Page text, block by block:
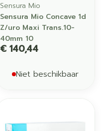
Sensura Mio
Sensura Mio Concave 1d
Z/uro Maxi Trans.10-
40mm 10
€ 140,44
Niet beschikbaar